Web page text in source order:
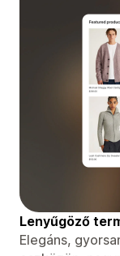
Lenyűgöző
Elegáns,